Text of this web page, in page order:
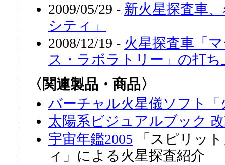
2009/05/29 - 新火星探査車
シティ」
2008/12/19 - 火星探査車「
ス・ラボラトリー」の打ち
〈関連製品・商品〉
バーチャル火星儀ソフト
太陽系ビジュアルブック
宇宙年鑑2005 「スピリッ
ィ」による火星探査紹介